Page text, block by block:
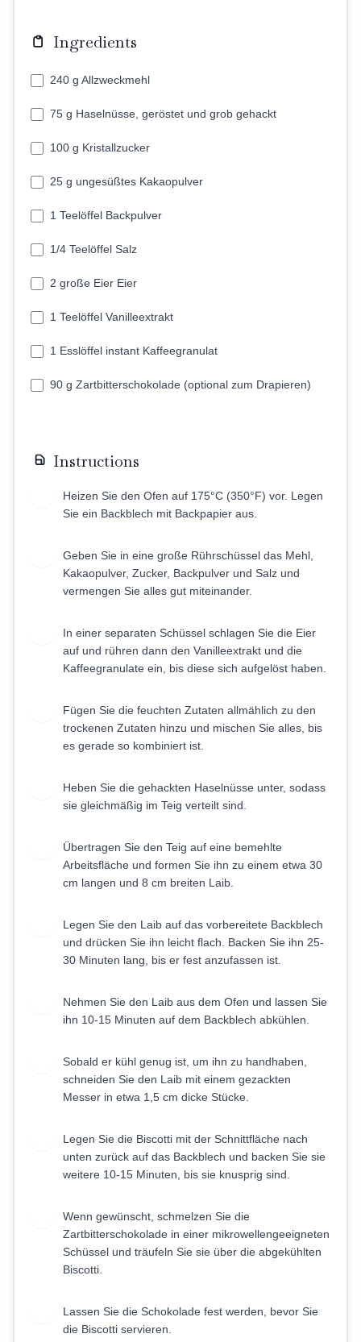
Ingredients
240 g Allzweckmehl
75 g Haselnüsse, geröstet und grob gehackt
100 g Kristallzucker
25 g ungesüßtes Kakaopulver
1 Teelöffel Backpulver
1/4 Teelöffel Salz
2 große Eier Eier
1 Teelöffel Vanilleextrakt
1 Esslöffel instant Kaffeegranulat
90 g Zartbitterschokolade (optional zum Drapieren)
Instructions
Heizen Sie den Ofen auf 175°C (350°F) vor. Legen
Sie ein Backblech mit Backpapier aus.
Geben Sie in eine große Rührschüssel das Mehl,
Kakaopulver, Zucker, Backpulver und Salz und
vermengen Sie alles gut miteinander.
In einer separaten Schüssel schlagen Sie die Eier
auf und rühren dann den Vanilleextrakt und die
Kaffeegranulate ein, bis diese sich aufgelöst haben.
Fügen Sie die feuchten Zutaten allmählich zu den
trockenen Zutaten hinzu und mischen Sie alles, bis
es gerade so kombiniert ist.
Heben Sie die gehackten Haselnüsse unter, sodass
sie gleichmäßig im Teig verteilt sind.
Übertragen Sie den Teig auf eine bemehlte
Arbeitsfläche und formen Sie ihn zu einem etwa 30
cm langen und 8 cm breiten Laib.
Legen Sie den Laib auf das vorbereitete Backblech
und drücken Sie ihn leicht flach. Backen Sie ihn 25-
30 Minuten lang, bis er fest anzufassen ist.
Nehmen Sie den Laib aus dem Ofen und lassen Sie
ihn 10-15 Minuten auf dem Backblech abkühlen.
Sobald er kühl genug ist, um ihn zu handhaben,
schneiden Sie den Laib mit einem gezackten
Messer in etwa 1,5 cm dicke Stücke.
Legen Sie die Biscotti mit der Schnittfläche nach
unten zurück auf das Backblech und backen Sie sie
weitere 10-15 Minuten, bis sie knusprig sind.
Wenn gewünscht, schmelzen Sie die
Zartbitterschokolade in einer mikrowellengeeigneten
Schüssel und träufeln Sie sie über die abgekühlten
Biscotti.
Lassen Sie die Schokolade fest werden, bevor Sie
die Biscotti servieren.